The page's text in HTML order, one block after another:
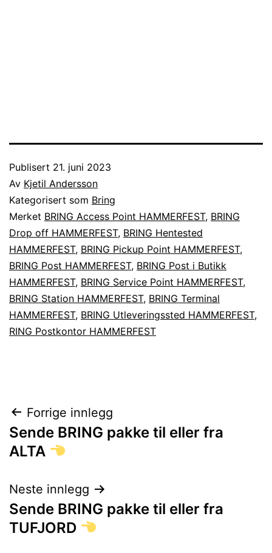
Publisert 21. juni 2023
Av Kjetil Andersson
Kategorisert som Bring
Merket BRING Access Point HAMMERFEST, BRING
Drop off HAMMERFEST, BRING Hentested
HAMMERFEST, BRING Pickup Point HAMMERFEST,
BRING Post HAMMERFEST, BRING Post i Butikk
HAMMERFEST, BRING Service Point HAMMERFEST,
BRING Station HAMMERFEST, BRING Terminal
HAMMERFEST, BRING Utleveringssted HAMMERFEST,
RING Postkontor HAMMERFEST
Innleggsnavigasjon
Forrige innlegg
Sende BRING pakke til eller fra
ALTA
Neste innlegg
Sende BRING pakke til eller fra
TUFJORD